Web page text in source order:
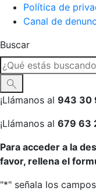
Política de
Canal de
Buscar
¡Llámanos al 943 30
¡Llámanos al 679 63
Para acceder a la
favor, rellena el
"*" señala los